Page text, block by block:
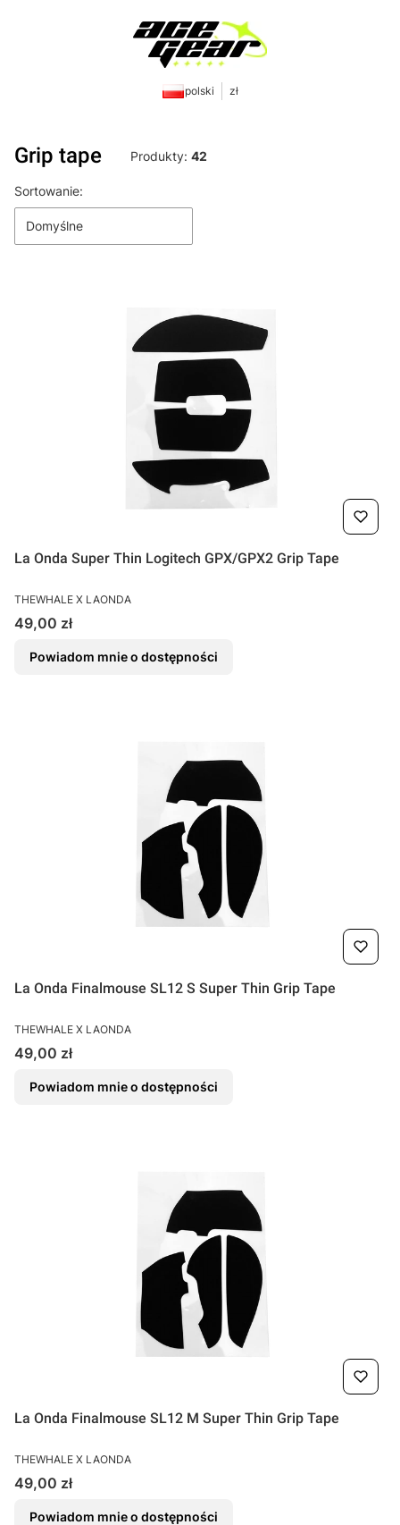
polski zł
Grip tape Produkty: 42
Lista produktów
Sortowanie:
Domyślne
La Onda Super Thin Logitech GPX/GPX2 Grip Tape
PRODUCENT
THEWHALE X LAONDA
Cena
49,00 zł
Powiadom mnie o dostępności
La Onda Finalmouse SL12 S Super Thin Grip Tape
PRODUCENT
THEWHALE X LAONDA
Cena
49,00 zł
Powiadom mnie o dostępności
La Onda Finalmouse SL12 M Super Thin Grip Tape
PRODUCENT
THEWHALE X LAONDA
Cena
49,00 zł
Powiadom mnie o dostępności